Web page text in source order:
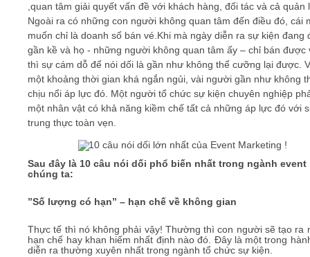
,quan tâm giải quyết vấn đề với khách hàng, đối tác và cả quản
Ngoài ra có những con người không quan tâm đến điều đó, cái
muốn chỉ là doanh số bán vé.Khi mà ngày diễn ra sự kiện đang
gần kề và họ - những người không quan tâm ấy – chỉ bán được
thì sự cám dỗ để nói dối là gần như không thể cưỡng lại được.
một khoảng thời gian khá ngắn ngủi, vài người gần như không
chịu nổi áp lực đó. Một người tổ chức sự kiện chuyên nghiệp
một nhân vật có khả năng kiềm chế tất cả những áp lực đó với
trung thực toàn vẹn.
Sau đây là 10 câu nói dối phổ biến nhất trong ngành event
chúng ta:
”Số lượng có hạn” – hạn chế về không gian
Thực tế thì nó không phải vậy! Thường thì con người sẽ tạo ra
hạn chế hay khan hiếm nhất định nào đó. Đây là một trong
diễn ra thường xuyên nhất trong ngành tổ chức sự kiện.